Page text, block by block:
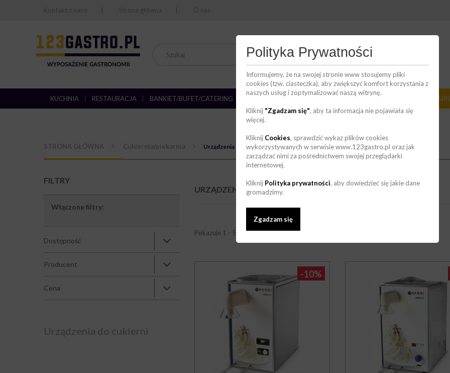
Polityka Prywatności
Informujemy, że na swojej stronie www stosujemy pliki
cookies (tzw. ciasteczka), aby zwiększyć komfort korzystania z
naszych usług i zoptymalizować naszą witrynę.
Kliknij "Zgadzam się", aby ta informacja nie pojawiała się
więcej.
Kliknij Cookies, sprawdzić wykaz plików cookies
wykorzystywanych w serwisie www.123gastro.pl oraz jak
zarządzać nimi za pośrednictwem swojej przeglądarki
internetowej.
Kliknij Polityka prywatności, aby dowiedzieć się jakie dane
gromadzimy.
Zgadzam się
736 123 123
zakupy@123gastro.pl
KUCHNIA RESTAURACJA BANKIET/BUFET/CATERING ZMYWALNIA CHŁODNICTWO CUKIERNIA/
Urządzenia do cukierni
FILTRY
Włączone filtry:
Dostępność
Producent
Cena
Urządzenia do cukierni
URZĄDZENIA DO CUKIERNI(5)
Pokazuje 1 - 5 z 5 elementów
-10%